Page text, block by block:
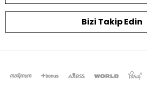
Bizi Takip Edin